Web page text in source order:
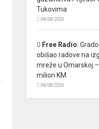
Tukovima
04/08/2026
Free Radio:
obišao radove na
mreže u Omarskoj
milion KM
04/08/2026